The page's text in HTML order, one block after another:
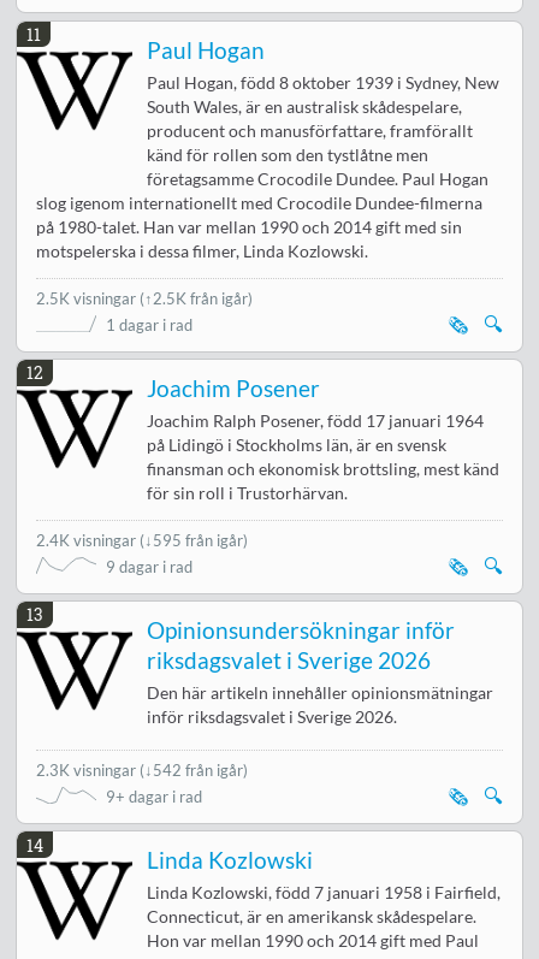
11
Paul Hogan
Paul Hogan, född 8 oktober 1939 i Sydney, New
South Wales, är en australisk skådespelare,
producent och manusförfattare, framförallt
känd för rollen som den tystlåtne men
företagsamme Crocodile Dundee. Paul Hogan
slog igenom internationellt med Crocodile Dundee-filmerna
på 1980-talet. Han var mellan 1990 och 2014 gift med sin
motspelerska i dessa filmer, Linda Kozlowski.
2.5K visningar (↑2.5K från igår)
1 dagar i rad
🔍
🗞️
12
Joachim Posener
Joachim Ralph Posener, född 17 januari 1964
på Lidingö i Stockholms län, är en svensk
finansman och ekonomisk brottsling, mest känd
för sin roll i Trustorhärvan.
2.4K visningar (↓595 från igår)
9 dagar i rad
🔍
🗞️
13
Opinionsundersökningar inför
riksdagsvalet i Sverige 2026
Den här artikeln innehåller opinionsmätningar
inför riksdagsvalet i Sverige 2026.
2.3K visningar (↓542 från igår)
9+ dagar i rad
🔍
🗞️
14
Linda Kozlowski
Linda Kozlowski, född 7 januari 1958 i Fairfield,
Connecticut, är en amerikansk skådespelare.
Hon var mellan 1990 och 2014 gift med Paul